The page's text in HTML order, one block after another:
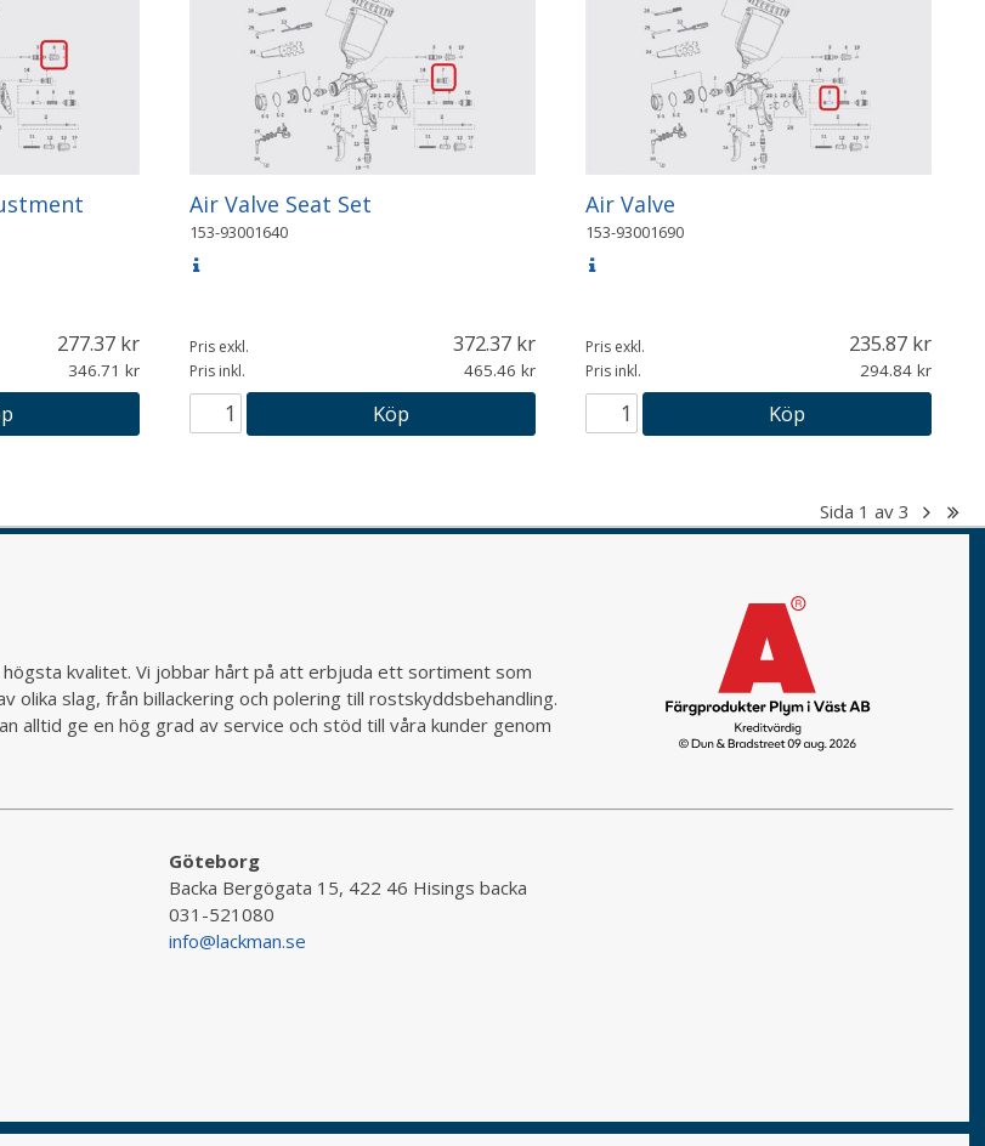
277.37
346.71
Air Valve Seat Set
153-93001640
Pris exkl. 372.37
Pris inkl. 465.46
Köp
Air Valve
153-93001690
Pris exkl. 235.87
Pris inkl. 294.84
Köp
Sida 1 av 3
högsta kvalitet. Vi jobbar hårt på att erbjuda ett sortiment som
slag, från billackering och polering till rostskyddsbehandling.
alltid ge en hög grad av service och stöd till våra kunder genom
Göteborg
Backa Bergögata 15, 422 46 Hisings backa
031-521080
info@lackman.se